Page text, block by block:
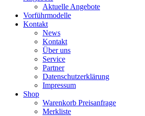
Aktuelle Angebote
Vorführmodelle
Kontakt
News
Kontakt
Über uns
Service
Partner
Datenschutzerklärung
Impressum
Shop
Warenkorb Preisanfrage
Merkliste